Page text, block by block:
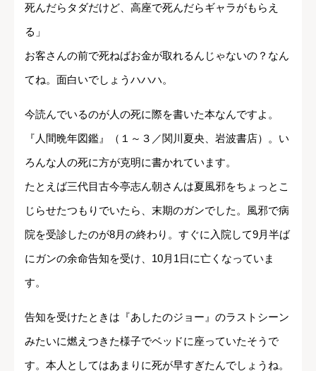
死んだらタダだけど、高座で死んだらギャラがもらえ
る」
お客さんの前で死ねばお金が取れるんじゃないの？なん
てね。面白いでしょうハハハ。
今読んでいるのが人の死に際を書いた本なんですよ。
『人間晩年図鑑』（１～３／関川夏央、岩波書店）。い
ろんな人の死に方が克明に書かれています。
たとえば三代目古今亭志ん朝さんは夏風邪をちょっとこ
じらせたつもりでいたら、末期のガンでした。風邪で病
院を受診したのが8月の終わり。すぐに入院して9月半ば
にガンの余命告知を受け、10月1日に亡くなっていま
す。
告知を受けたときは『あしたのジョー』のラストシーン
みたいに燃えつきた様子でベッドに座っていたそうで
す。本人としてはあまりに死が早すぎたんでしょうね。